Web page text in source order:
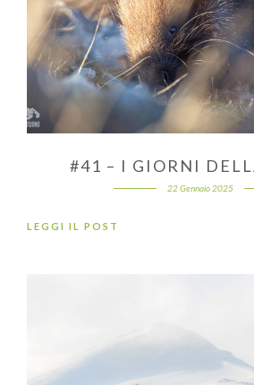
#41 – I GIORNI
22 Gennaio 2025
LEGGI IL POST